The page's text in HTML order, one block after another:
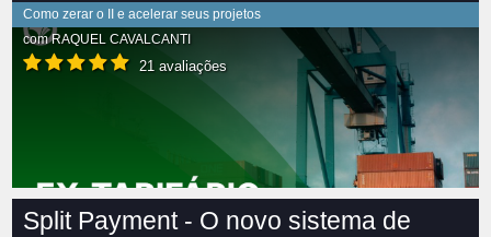
Como zerar o II e acelerar seus projetos
comRAQUEL CAVALCANTI
21 avaliações
Split Payment - O novo sistema de